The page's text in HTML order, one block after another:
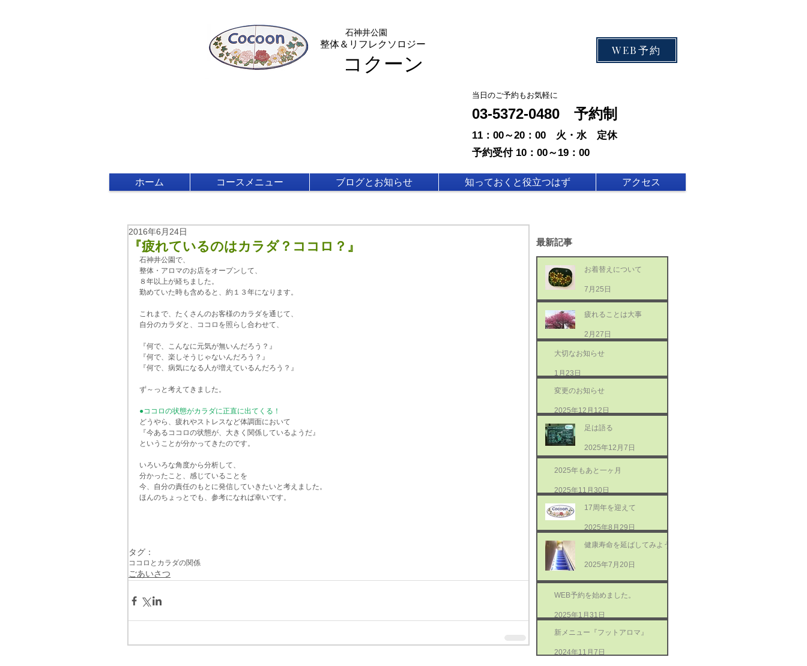
石神井公園
整体＆リフレクソロジー
コクーン
WEB予約
​当日のご予約もお気軽に
03-5372-0480 予約制
11：00～20：00 火・水 定休
予約受付 10：00～19：00
ホーム コースメニュー ブログとお知らせ 知っておくと役立つはず アクセス
『疲れているのはカラダ？ココロ？』
2016年6月24日
石神井公園で、
整体・アロマのお店をオープンして、
８年以上が経ちました。
勤めていた時も含めると、約１３年になります。
これまで、たくさんのお客様のカラダを通じて、
自分のカラダと、ココロを照らし合わせて、
『何で、こんなに元気が無いんだろう？』
『何で、楽しそうじゃないんだろう？』
『何で、病気になる人が増えているんだろう？』
ず～っと考えてきました。
●ココロの状態がカラダに正直に出てくる！
どうやら、疲れやストレスなど体調面において
『今あるココロの状態が、大きく関係しているようだ』
ということが分かってきたのです。
いろいろな角度から分析して、
分かったこと、感じていることを
今、自分の責任のもとに発信していきたいと考えました。
ほんのちょっとでも、参考になれば幸いです。
タグ：
ココロとカラダの関係
ごあいさつ
最新記事
お着替えについて
7月25日
疲れることは大事
2月27日
大切なお知らせ
1月23日
変更のお知らせ
2025年12月12日
足は語る
2025年12月7日
2025年もあと一ヶ月
2025年11月30日
17周年を迎えて
2025年8月29日
健康寿命を延ばしてみよう
2025年7月20日
WEB予約を始めました。
2025年1月31日
新メニュー『フットアロマ』
2024年11月7日